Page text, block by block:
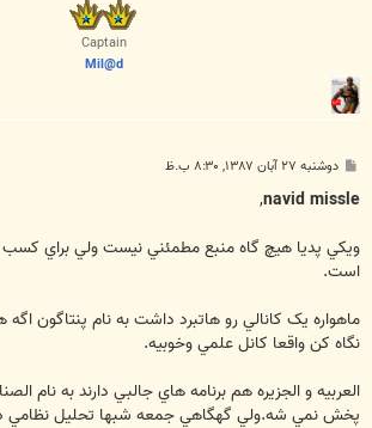
Captain
Mil@d
ت
دوشنبه ۲۷ آبان ۱۳۸۷, ۸:۳۰ ب.ظ
navid missle
,
ويکي پديا هيچ گاه منبع مطمئني نيست ولي براي کسب
است.
ماهواره يک کانالي رو هاتبرد داشت به نام پنتاگون
نگاه کن واقعا کانل علمي وخوبيه.
العربيه و الجزيره هم برنامه هاي جالبي دارند به نام
پخش نمي شه.ولي گهگاهي جمعه شبها تحليل نظامي